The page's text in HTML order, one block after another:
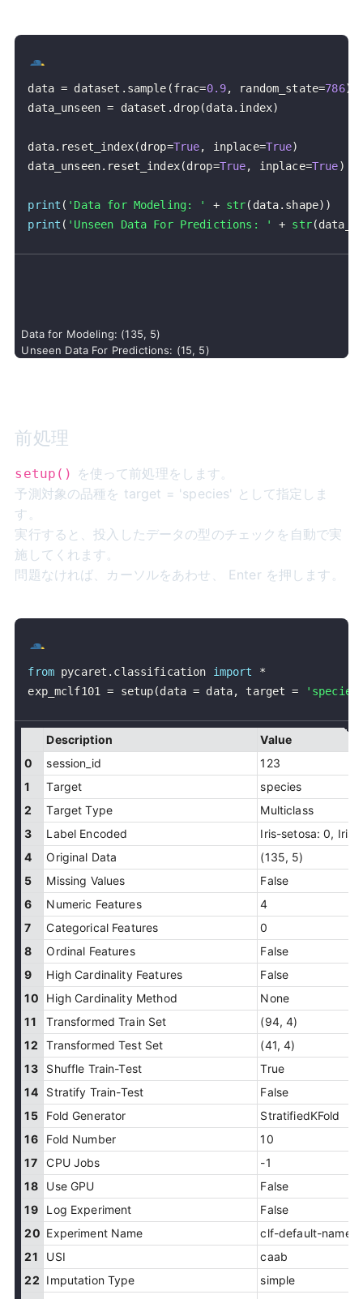
data = dataset . sample (frac=0.9, random_state=786)
data_unseen = dataset . drop(data. index)
data. reset_index(drop=True, inplace=True)
data_unseen. reset_index(drop=True, inplace=True)
print ( 'Data for Modeling: ' + str( data. shape) )
print ( 'Unseen Data For Predictions: ' + str(
Data for Modeling: (135, 5)
前処理
setup() を使って前処理をします。
予測対象の品種を target = 'species' として指定しま
す。
実行すると、投入したデータの型のチェックを自動で実
施してくれます。
問題なければ、カーソルをあわせ、 Enter を押します。
from pycaret . classification import
*
exp_mclf101 = setup(data = data, target =
Description
Value
0
session_id
123
1
Target
species
2
Target Type
Multiclass
3
Label Encoded
Iris-setosa: 0, Iris-
4
Original Data
(135, 5)
5
Missing Values
False
6
Numeric Features
4
7
Categorical Features
0
8
Ordinal Features
False
9
High Cardinality Features
False
10
High Cardinality Method
None
11
Transformed Train Set
(94, 4)
12
Transformed Test Set
(41, 4)
13
Shuffle Train-Test
True
14
Stratify Train-Test
False
15
Fold Generator
StratifiedKFold
16
Fold Number
10
17
CPU Jobs
-1
18
Use GPU
False
19
Log Experiment
False
20 Experiment Name
clf-default-name
21
USI
caab
22 Imputation Type
simple